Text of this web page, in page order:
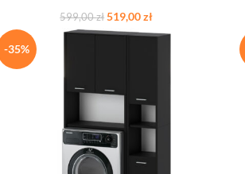
599,00zł 519,00zł
-35%